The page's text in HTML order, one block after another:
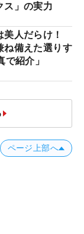
ス」の実力
人だらけ！
ね備えた選りす
で紹介」
ページ上部へ